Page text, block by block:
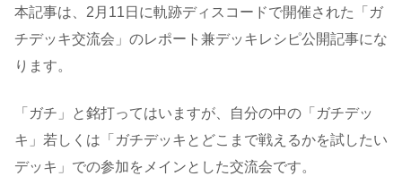
本記事は、2月11日に軌跡ディスコードで開催された「ガ
チデッキ交流会」のレポート兼デッキレシピ公開記事にな
ります。
「ガチ」と銘打ってはいますが、自分の中の「ガチデッ
キ」若しくは「ガチデッキとどこまで戦えるかを試したい
デッキ」での参加をメインとした交流会です。